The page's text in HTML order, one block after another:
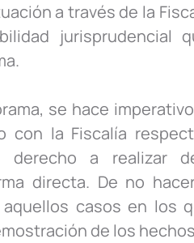
a través de la
jurisprudencial
se hace
con la Fiscalía
derecho a realizar
directa. De no
casos en los
de los